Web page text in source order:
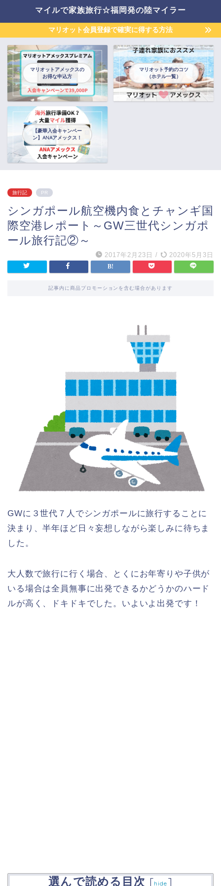
マイルで家族旅行☆福岡発の陸マイラー
マリオット会員登録で確実に得する方法
マリオットアメックスの
お得な申込方
マリオット予約のコツ
（ホテル一覧）
【豪華入会キャンペー
ン】ANAアメックス！
旅行記 PR
シンガポール航空機内食とチャンギ国
際空港レポート～GW三世代シンガポ
ール旅行記②～
2017年2月23日 / 2020年5月3日
記事内に商品プロモーションを含む場合があります
GWに３世代７人でシンガポールに旅行することに
決まり、半年ほど日々妄想しながら楽しみに待ちま
した。
大人数で旅行に行く場合、とくにお年寄りや子供が
いる場合は全員無事に出発できるかどうかのハード
ルが高く、ドキドキでした。いよいよ出発です！
選んで読める目次 [hide ]